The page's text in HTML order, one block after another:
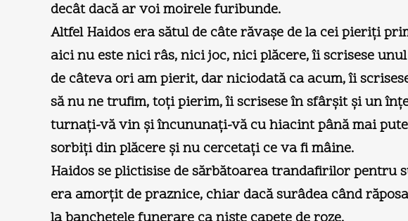
decât dacă ar voi moirele furibunde.
Altfel Haidos era sătul de câte răvaşe de la cei pieriţi
aici nu este nici râs, nici joc, nici plăcere, îi scrisese
de câteva ori am pierit, dar niciodată ca acum, îi
să nu ne trufim, toţi pierim, îi scrisese în sfârşit şi un
turnaţi-vă vin şi încununaţi-vă cu hiacint până mai
sorbiţi din plăcere şi nu cercetaţi ce va fi mâine.
Haidos se plictisise de sărbătoarea trandafirilor pentru
era amorţit de praznice, chiar dacă surâdea când